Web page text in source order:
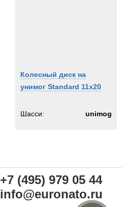
Колесный диск на
унимог Standard 11x20
Шасси: unimog
+7 (495) 979 05 44
info@euronato.ru